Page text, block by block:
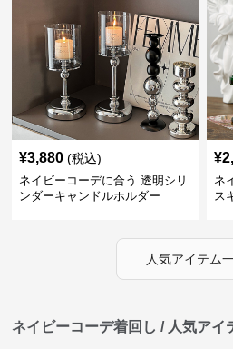
¥3,880 (税込)
ネイビーコーデに合う 透明シリ
ンダーキャンドルホルダー
¥
ネ
ス
人気アイテム
ネイビーコーデ着回し / 人気アイ